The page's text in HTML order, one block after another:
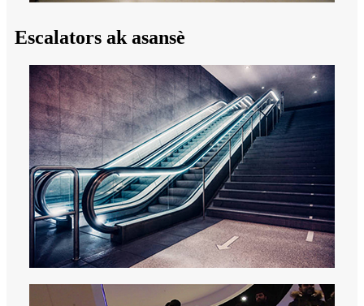
Escalators ak asansè